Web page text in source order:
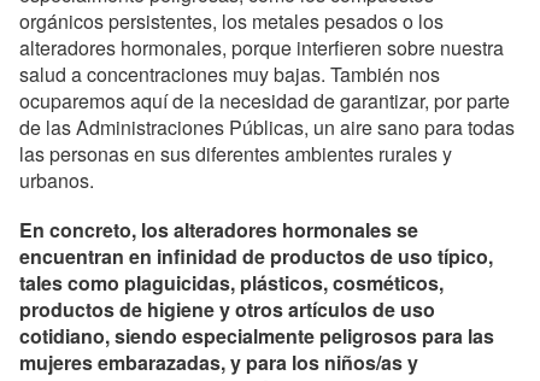
orgánicos persistentes, los metales pesados o los
alteradores hormonales, porque interfieren sobre nuestra
salud a concentraciones muy bajas. También nos
ocuparemos aquí de la necesidad de garantizar, por parte
de las Administraciones Públicas, un aire sano para todas
las personas en sus diferentes ambientes rurales y
urbanos.
En concreto, los alteradores hormonales se
encuentran en infinidad de productos de uso típico,
tales como plaguicidas, plásticos, cosméticos,
productos de higiene y otros artículos de uso
cotidiano, siendo especialmente peligrosos para las
mujeres embarazadas, y para los niños/as y